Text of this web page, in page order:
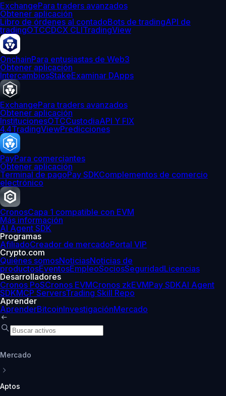
ExchangePara traders avanzados
Obtener aplicación
Libro de órdenes al contadoBots de tradingAPI de
tradingOTCCDCX CLITradingView
OnchainPara entusiastas de Web3
Obtener aplicación
IntercambiosStakeExaminar DApps
ExchangePara traders avanzados
Obtener aplicación
InstitucionesOTCCustodiaAPI Y FIX
4.4TradingViewPredicciones
PayPara comerciantes
Obtener aplicación
Terminal de pagoPay SDKComplementos de comercio
electrónico
CronosCapa 1 compatible con EVM
Más información
AI Agent SDK
Programas
AfiliadoCreador de mercadoPortal VIP
Crypto.com
Quiénes somosNoticiasNoticias de
productosEventosEmpleoSociosSeguridadLicencias
Desarrolladores
Cronos PoSCronos EVMCronos zkEVMPay SDKAI Agent
SDKMCP ServersTrading Skill Repo
Aprender
AprenderBitcoinInvestigaciónMercado
Mercado
Aptos